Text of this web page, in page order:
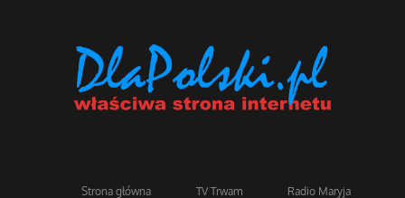
Strona główna TV Trwam
Radio Maryja